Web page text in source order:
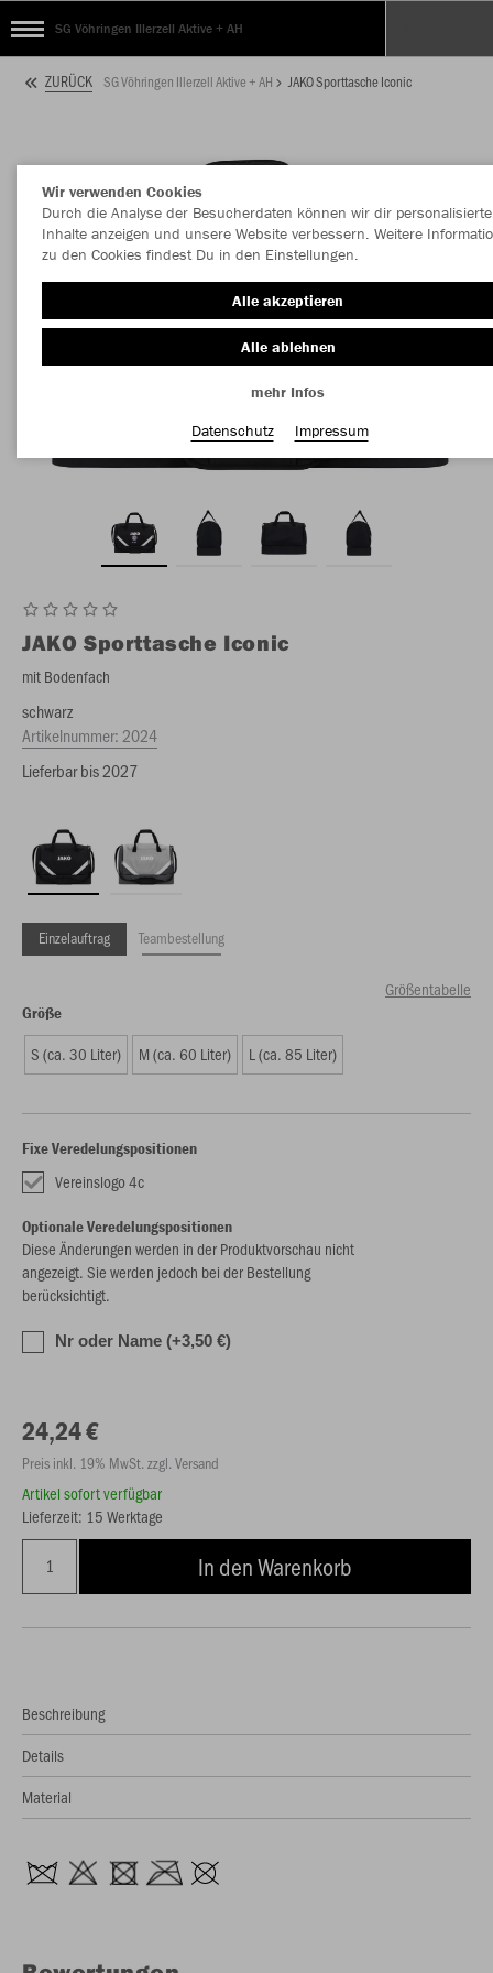
SG Vöhringen Illerzell Aktive + AH
ZURÜCK SG Vöhringen Illerzell Aktive + AH JAKO Sporttasche Iconic
JAKO Sporttasche Iconic
mit Bodenfach
schwarz
Artikelnummer: 2024
Lieferbar bis 2027
Einzelauftrag Teambestellung
Größentabelle
Größe
S (ca. 30 Liter) M (ca. 60 Liter) L (ca. 85 Liter)
Fixe Veredelungspositionen
Vereinslogo 4c
Optionale Veredelungspositionen
Diese Änderungen werden in der Produktvorschau nicht
angezeigt. Sie werden jedoch bei der Bestellung
berücksichtigt.
Nr oder Name (+3,50 €)
24,24 €
Preis inkl. 19% MwSt. zzgl. Versand
Artikel sofort verfügbar
Lieferzeit: 15 Werktage
In den Warenkorb
Beschreibung
Details
Material
Wir verwenden Cookies
Durch die Analyse der Besucherdaten können wir dir personalisierte
Inhalte anzeigen und unsere Website verbessern. Weitere
zu den Cookies findest Du in den Einstellungen.
Alle akzeptieren
Alle ablehnen
mehr Infos
Datenschutz
Impressum